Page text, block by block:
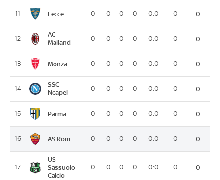
11 Lecce 0 0 0 0 0:0 0 0
12
AC
Mailand
0 0 0 0 0:0 0 0
13 Monza 0 0 0 0 0:0 0 0
14
SSC
Neapel
0 0 0 0 0:0 0 0
15 Parma 0 0 0 0 0:0 0 0
16 AS Rom 0 0 0 0 0:0 0 0
17
US
Sassuolo
Calcio
0 0 0 0 0:0 0 0